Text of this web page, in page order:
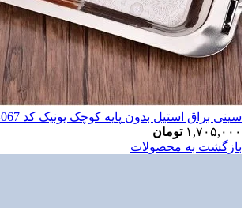
سینی براق استیل بدون پایه کوچک یونیک کد UN-4067
۱,۷۰۵,۰۰۰ تومان
بازگشت به محصولات